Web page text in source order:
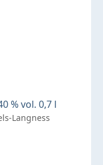
% vol. 0,7 l
Langness